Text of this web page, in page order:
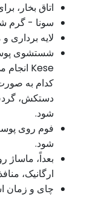
اتاق بخار،
سونا - گرم
لایه برداری
شستشوی
کدام به
دستکش،
شود.
فوم روی
شود.
بعداً، ماساژ
ارگانیک،
چای و زمان